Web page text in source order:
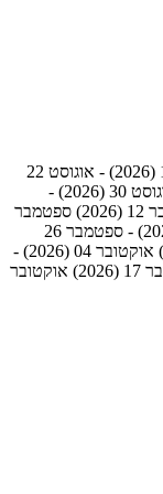
אוגוסט 16 (2026) - אוגוסט 22
אוגוסט 30 (2026) -
ספטמבר
ספטמבר 20 (2026) - ספטמבר 26
אוקטובר 04 (2026) -
אוקטובר